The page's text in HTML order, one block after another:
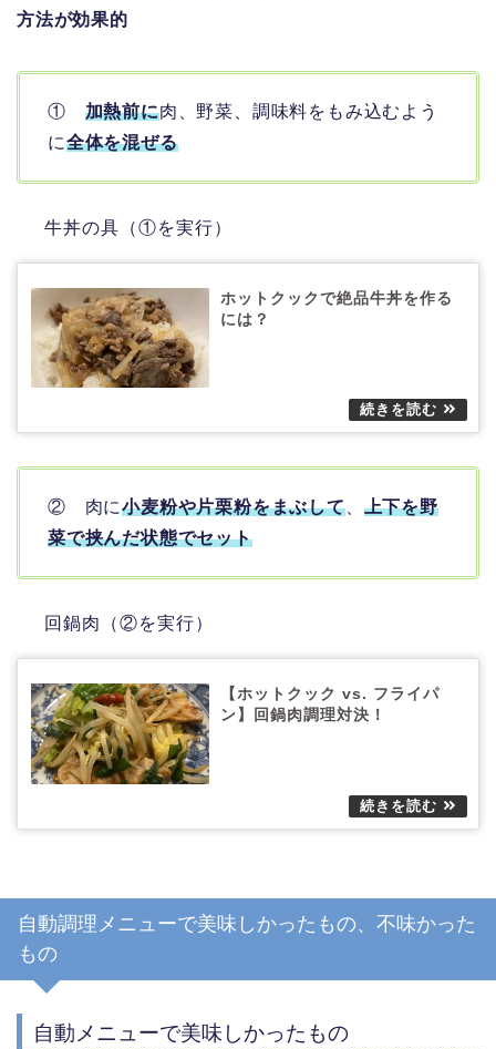
方法が効果的
① 加熱前に肉、野菜、調味料をもみ込むよう
に全体を混ぜる
牛丼の具（①を実行）
ホットクックで絶品牛丼を作る
には？
② 肉に小麦粉や片栗粉をまぶして、 上下を野
菜で挟んだ状態でセット
回鍋肉（②を実行）
【ホットクック vs. フライパ
ン】回鍋肉調理対決！
自動調理メニューで美味しかったもの、不味かった
もの
自動メニューで美味しかったもの